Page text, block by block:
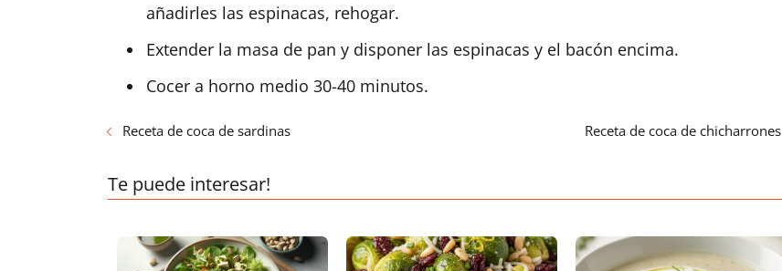
añadirles las espinacas, rehogar.
Extender la masa de pan y disponer las espinacas y el bacón encima.
Cocer a horno medio 30-40 minutos.
Receta de coca de sardinas Receta de coca de chicharrones
Te puede interesar!